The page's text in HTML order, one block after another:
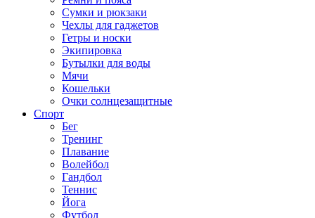
Сумки и рюкзаки
Чехлы для гаджетов
Гетры и носки
Экипировка
Бутылки для воды
Мячи
Кошельки
Очки солнцезащитные
Спорт
Бег
Тренинг
Плавание
Волейбол
Гандбол
Теннис
Йога
Футбол